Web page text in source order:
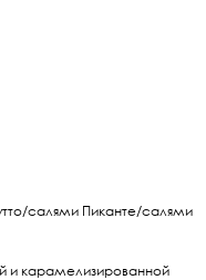
салями Пиканте/салями
и карамелизированной